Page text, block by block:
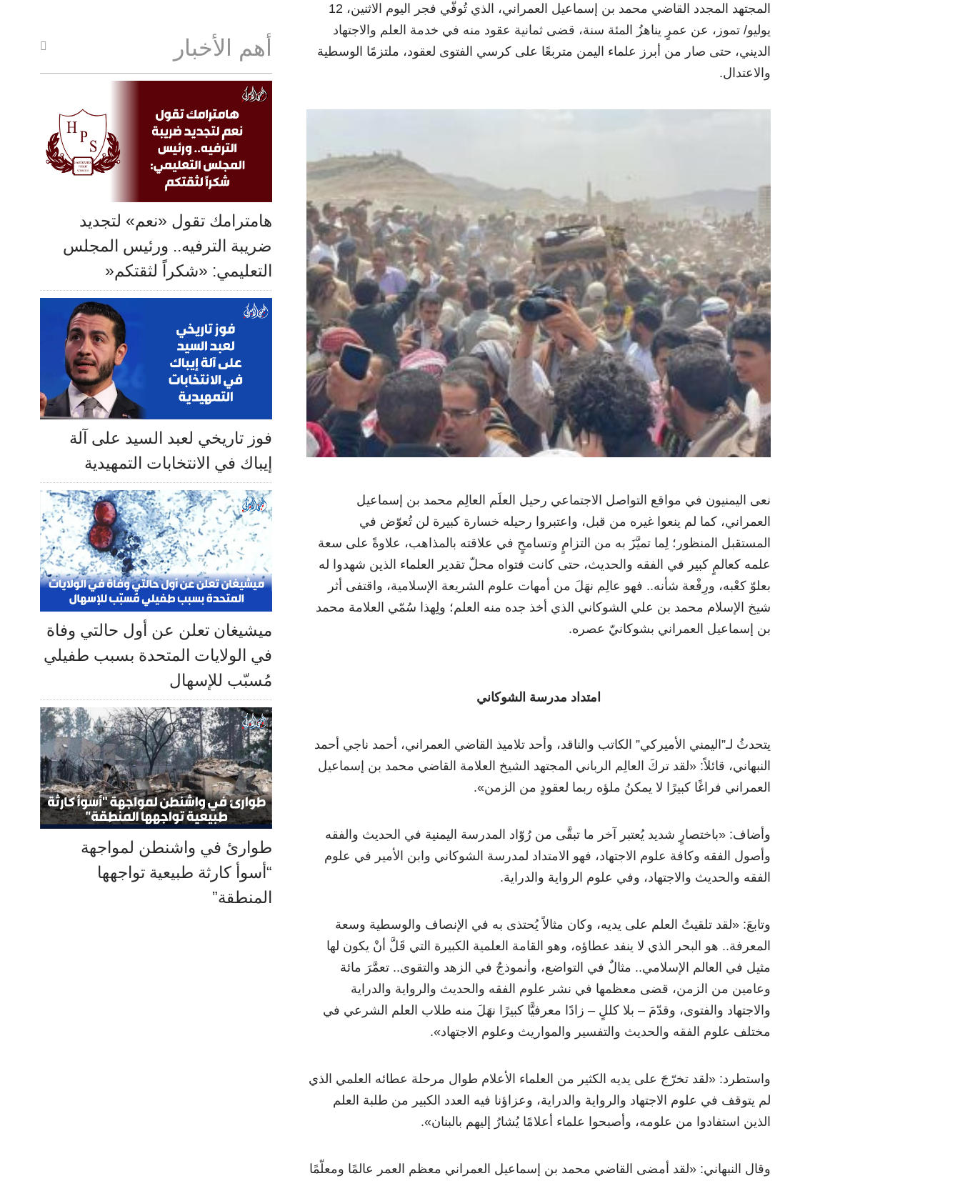
المجتهد المجدد القاضي محمد بن إسماعيل العمراني، الذي تُوفّي فجر اليوم الاثنين، 12
يوليو/ تموز، عن عمرٍ يناهزُ المئة سنة، قضى ثمانية عقود منه في خدمة العلم والاجتهاد
الديني، حتى صار من أبرز علماء اليمن متربعًا على كرسي الفتوى لعقود، ملتزمًا الوسطية
والاعتدال.
نعى اليمنيون في مواقع التواصل الاجتماعي رحيل العلَم العالِم محمد بن إسماعيل
العمراني، كما لم ينعوا غيره من قبل، واعتبروا رحيله خسارة كبيرة لن تُعوّض في
المستقبل المنظور؛ لِما تميَّزَ به من التزامٍ وتسامحٍ في علاقته بالمذاهب، علاوةً على سعة
علمه كعالمٍ كبير في الفقه والحديث، حتى كانت فتواه محلّ تقدير العلماء الذين شهدوا له
بعلوّ كعْبه، ورِفْعة شأنه.. فهو عالِم نهَلَ من أمهات علوم الشريعة الإسلامية، واقتفى أثر
شيخ الإسلام محمد بن علي الشوكاني الذي أخذ جده منه العلم؛ ولِهذا سُمّي العلامة محمد
بن إسماعيل العمراني بشوكانيّ عصره.
امتداد مدرسة الشوكاني
يتحدثُ لـ”اليمني الأميركي” الكاتب والناقد، وأحد تلاميذ القاضي العمراني، أحمد ناجي أحمد
النبهاني، قائلاً: «لقد تركَ العالِم الرباني المجتهد الشيخ العلامة القاضي محمد بن إسماعيل
العمراني فراغًا كبيرًا لا يمكنُ ملؤه ربما لعقودٍ من الزمن»
.
وأضاف:«باختصارٍ شديد يُعتبر آخر ما تبقَّى من رُوّاد المدرسة اليمنية في الحديث والفقه
وأصول الفقه وكافة علوم الاجتهاد، فهو الامتداد لمدرسة الشوكاني وابن الأمير في علوم
الفقه والحديث والاجتهاد، وفي علوم الرواية والدراية.
وتابعَ: «لقد تلقيتُ العلم على يديه، وكان مثالاً يُحتذى به في الإنصاف والوسطية وسعة
المعرفة.. هو البحر الذي لا ينفد عطاؤه، وهو القامة العلمية الكبيرة التي قَلَّ أنْ يكون لها
مثيل في العالم الإسلامي.. مثالٌ في التواضع، وأنموذجٌ في الزهد والتقوى.. تعمَّرَ مائة
وعامين من الزمن، قضى معظمها في نشر علوم الفقه والحديث والرواية والدراية
والاجتهاد والفتوى، وقدّمَ – بلا كللٍ – زادًا معرفيًّا كبيرًا نهَلَ منه طلاب العلم الشرعي في
مختلف علوم الفقه والحديث والتفسير والمواريث وعلوم الاجتهاد»
.
واستطرد:«لقد تخرّجَ على يديه الكثير من العلماء الأعلام طوال مرحلة عطائه العلمي الذي
لم يتوقف في علوم الاجتهاد والرواية والدراية، وعزاؤنا فيه العدد الكبير من طلبة العلم
الذين استفادوا من علومه، وأصبحوا علماء أعلامًا يُشارُ إليهم بالبنان»
.
وقال النبهاني: «لقد أمضى القاضي محمد بن إسماعيل العمراني معظم العمر عالمًا ومعلّمًا
أهم الأخبار
هامترامك تقول «نعم» لتجديد
ضريبة الترفيه.. ورئيس المجلس
التعليمي: «شكراً لثقتكم«
فوز تاريخي لعبد السيد على آلة
إيباك في الانتخابات التمهيدية
ميشيغان تعلن عن أول حالتي وفاة
في الولايات المتحدة بسبب طفيلي
مُسبّب للإسهال
طوارئ في واشنطن لمواجهة
“أسوأ كارثة طبيعية تواجهها
المنطقة”